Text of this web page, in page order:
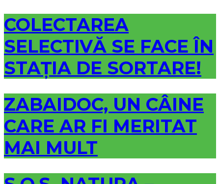
COLECTAREA
SELECTIVĂ SE FACE ÎN
STAȚIA DE SORTARE!
ZABAIDOC, UN CÂINE
CARE AR FI MERITAT
MAI MULT